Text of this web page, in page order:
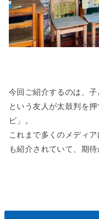
今回ご紹介するのは、
という友人が太鼓判を
ビ」。
これまで多くのメディ
も紹介されていて、期待